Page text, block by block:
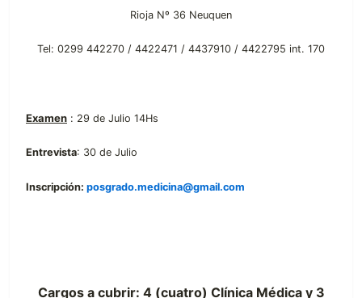
Rioja Nº 36 Neuquen
Tel: 0299 442270 / 4422471 / 4437910 / 4422795 int. 170
Examen : 29 de Julio 14Hs
Entrevista: 30 de Julio
Inscripción: posgrado.medicina@gmail.com
Cargos a cubrir: 4 (cuatro) Clínica Médica y 3